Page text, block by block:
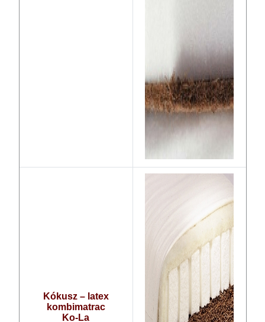
Kókusz – latex
kombimatrac
Ko-La